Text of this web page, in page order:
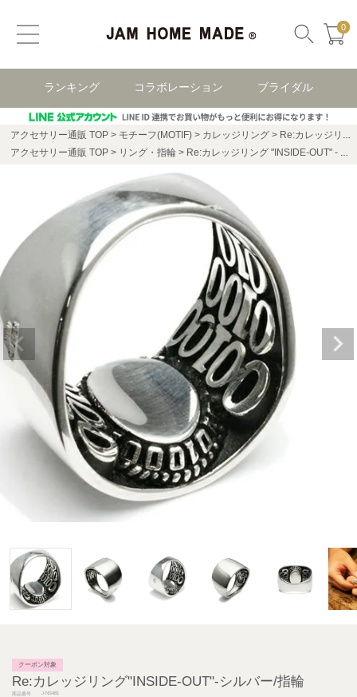
0
ランキング コラボレーション ブライダル
アクセサリー通販 TOP モチーフ(MOTIF) カレッジリング
Re:カレッジリング"INSIDE-OUT"-シルバー/指輪
アクセサリー通販 TOP
リング・指輪 Re:カレッジリング "INSIDE-OUT" - シルバー / 指輪
クーポン対象
Re:カレッジリング"INSIDE-OUT"-シルバー/指輪
商品番号 J-NS481